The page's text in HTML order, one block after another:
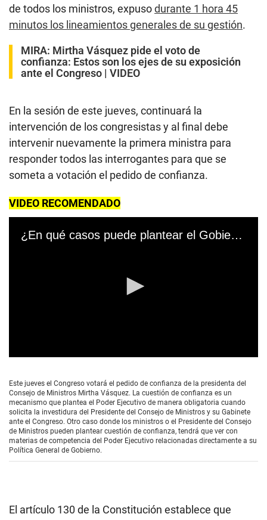
de todos los ministros, expusodurante 1 hora 45
minutos los lineamientos generales de su gestión.
MIRA: Mirtha Vásquez pide el voto de
confianza: Estos son los ejes de su exposición
ante el Congreso | VIDEO
En la sesión de este jueves, continuará la
intervención de los congresistas y al final debe
intervenir nuevamente la primera ministra para
responder todos las interrogantes para que se
someta a votación el pedido de confianza.
VIDEO RECOMENDADO
¿En qué casos puede plantear el Gobierno la cuestión de confianza?
e
c
o
n
d
s
o
f
t
e
Este jueves el Congreso votará el pedido de confianza de la presidenta del
Consejo de Ministros Mirtha Vásquez. La cuestión de confianza es un
mecanismo que plantea el Poder Ejecutivo de manera obligatoria cuando
solicita la investidura del Presidente del Consejo de Ministros y su Gabinete
ante el Congreso. Otro caso donde los ministros o el Presidente del Consejo
de Ministros pueden plantear cuestión de confianza, tendrá que ver con
materias de competencia del Poder Ejecutivo relacionadas directamente a su
Política General de Gobierno.
El artículo 130 de la Constitución establece que